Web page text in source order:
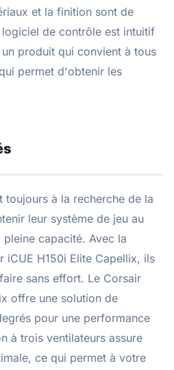
et la finition sont de
de contrôle est intuitif
produit qui convient à tous
permet d'obtenir les
toujours à la recherche de la
leur système de jeu au
capacité. Avec la
iCUE H150i Elite Capellix, ils
sans effort. Le Corsair
offre une solution de
pour une performance
à trois ventilateurs assure
ce qui permet à votre